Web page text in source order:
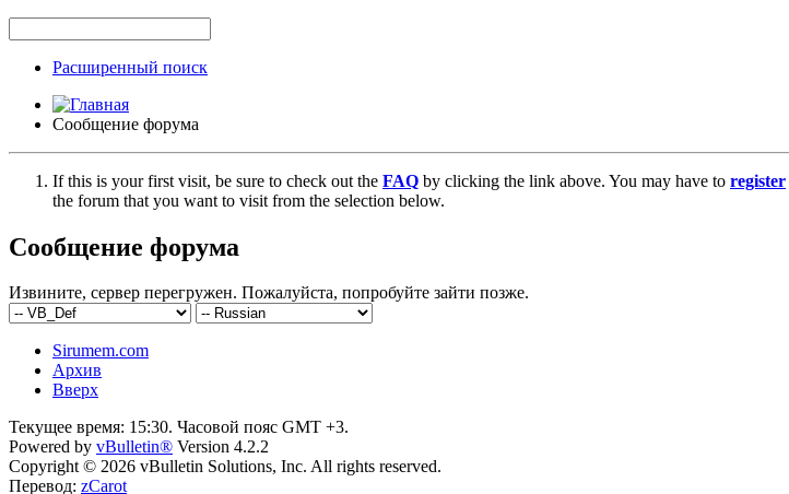
Расширенный поиск
Сообщение форума
If this is your first visit, be sure to check out the FAQ by clicking the link above. You may have to register
the forum that you want to visit from the selection below.
Сообщение форума
Извините, сервер перегружен. Пожалуйста, попробуйте зайти позже.
Sirumem.com
Архив
Вверх
Текущее время: 15:30. Часовой пояс GMT +3.
Powered by vBulletin® Version 4.2.2
Copyright © 2026 vBulletin Solutions, Inc. All rights reserved.
Перевод: zCarot